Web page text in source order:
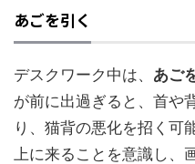
あごを引く
デスクワーク中は、 あご
が前に出過ぎると、首や
り、猫背の悪化を招く可
上に来ることを意識し、